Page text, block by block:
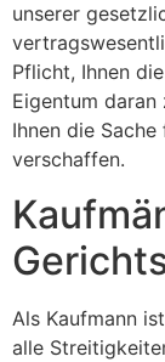
unserer
Pflicht, Ihnen
Eigentum
Ihnen die
verschaffen.
Als Kaufmann
alle